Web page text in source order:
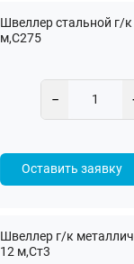
Швеллер стальной г/к
м,С275
−
Оставить заявку
Швеллер г/к
12 м,Ст3